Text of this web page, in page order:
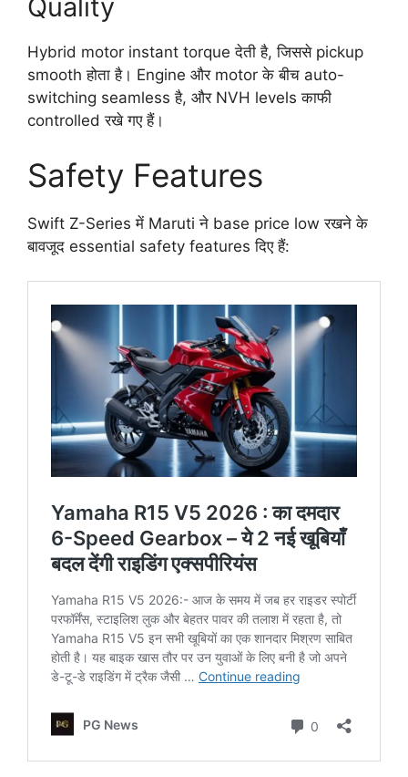
Quality
Hybrid motor instant torque देती है, जिससे pickup
smooth होता है। Engine और motor के बीच auto-
switching seamless है, और NVH levels काफी
controlled रखे गए हैं।
Safety Features
Swift Z-Series में Maruti ने base price low रखने के
बावजूद essential safety features दिए हैं: